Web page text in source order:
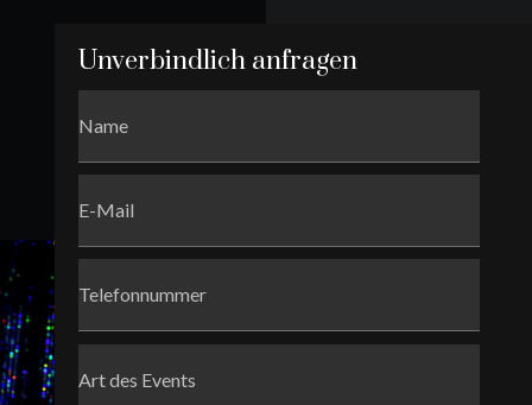
Unverbindlich anfragen